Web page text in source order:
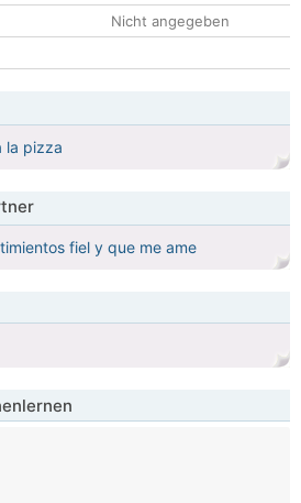
Nicht angegeben
la pizza
fiel y que me ame